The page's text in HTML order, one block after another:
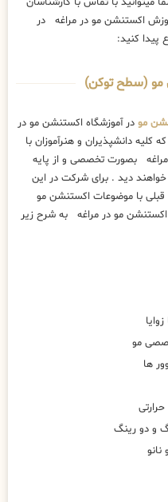
اکستنشن مو در مراغه در
پیدا کنید:
مو (سطح توکن)
مو در آموزشگاه اکستنشن مو در
دانشپذیران و هنرآموزان با
بصورت تخصصی و از پایه
دید . برای شرکت در این
قبلی با موضوعات اکستنشن مو
مو در مراغه به شرح زیر
مو
ها
و دو رینگ